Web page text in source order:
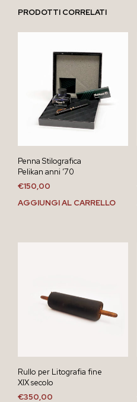
PRODOTTI CORRELATI
Penna Stilografica
Pelikan anni ’70
€150,00
AGGIUNGI AL CARRELLO
Rullo per Litografia fine
XIX secolo
€350,00